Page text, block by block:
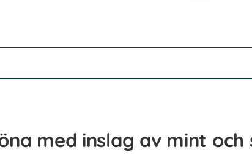
med inslag av mint och